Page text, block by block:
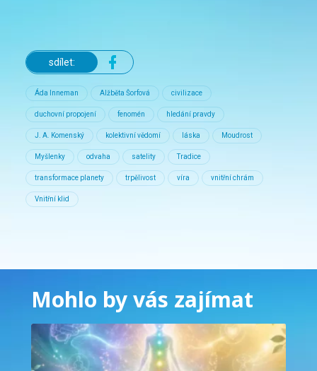
sdílet:
Áda Inneman Alžběta Šorfová civilizace
duchovní propojení fenomén hledání pravdy
J. A. Komenský kolektivní vědomí láska Moudrost
Myšlenky odvaha satelity Tradice
transformace planety trpělivost víra vnitřní chrám
Vnitřní klid
Mohlo by vás zajímat